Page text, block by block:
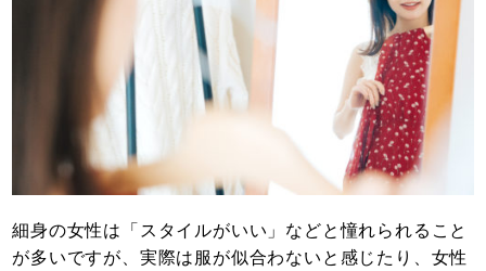
細身の女性は「スタイルがいい」などと憧れられること
が多いですが、実際は服が似合わないと感じたり、女性